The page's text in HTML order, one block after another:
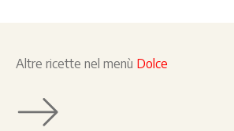
Altre ricette nel menù Dolce